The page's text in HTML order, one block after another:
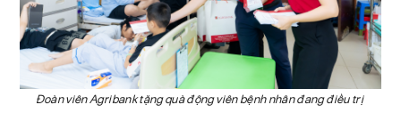
Đoàn viên Agribank tặng quà động viên bệnh nhân đang điều trị